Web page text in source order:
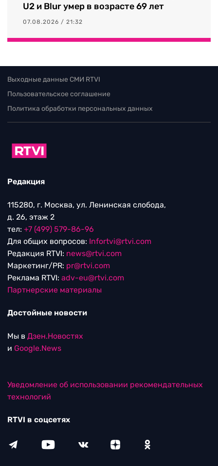
U2 и Blur умер в возрасте 69 лет
07.08.2026 / 21:32
Выходные данные СМИ RTVI
Пользовательское соглашение
Политика обработки персональных данных
Редакция
115280, г. Москва, ул. Ленинская слобода,
д. 26, этаж 2
тел: +7 (499) 579-86-96
Для общих вопросов: Infortvi@rtvi.com
Редакция RTVI: news@rtvi.com
Маркетинг/PR: pr@rtvi.com
Реклама RTVI: adv-eu@rtvi.com
Партнерские материалы
Достойные новости
Мы в Дзен.Новостях
и Google.News
Уведомление об использовании рекомендательных
технологий
RTVI в соцсетях